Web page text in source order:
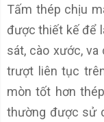
Tấm thép chịu
được thiết kế để
sát, cào xước,
trượt liên tục
mòn tốt hơn
thường được sử